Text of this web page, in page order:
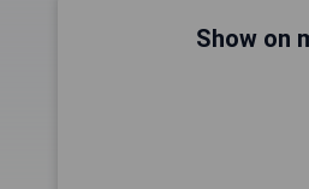
Show on